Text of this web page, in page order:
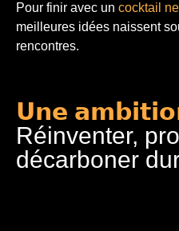
Pour finir avec un cocktail
meilleures idées naissent
rencontres.
𝗨𝗻𝗲
Réinventer,
décarboner